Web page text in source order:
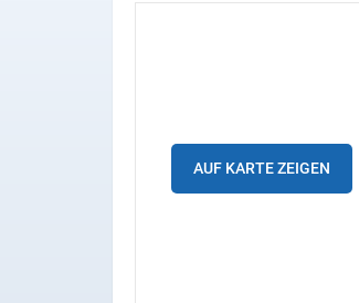
AUF KARTE ZEIGEN